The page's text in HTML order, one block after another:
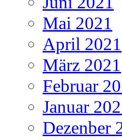
Mai 2021
April 2021
März 2021
Februar
Januar
Dezenber